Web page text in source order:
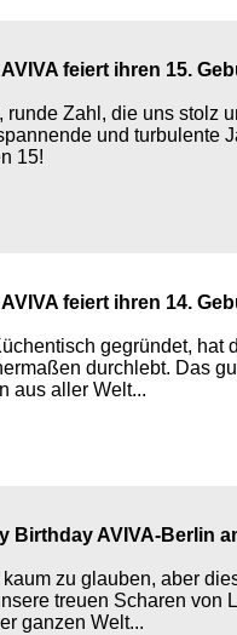
feiert ihren 15.
runde Zahl, die uns stolz
und turbulente
15!
feiert ihren 14.
gegründet, hat
durchlebt. Das
aus aller Welt...
Birthday AVIVA-Berlin
zu glauben, aber
treuen Scharen von
ganzen Welt...